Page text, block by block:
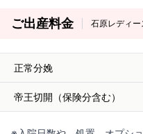
ご出産料金 石原レディー
正常分娩
帝王切開（保険分含む）